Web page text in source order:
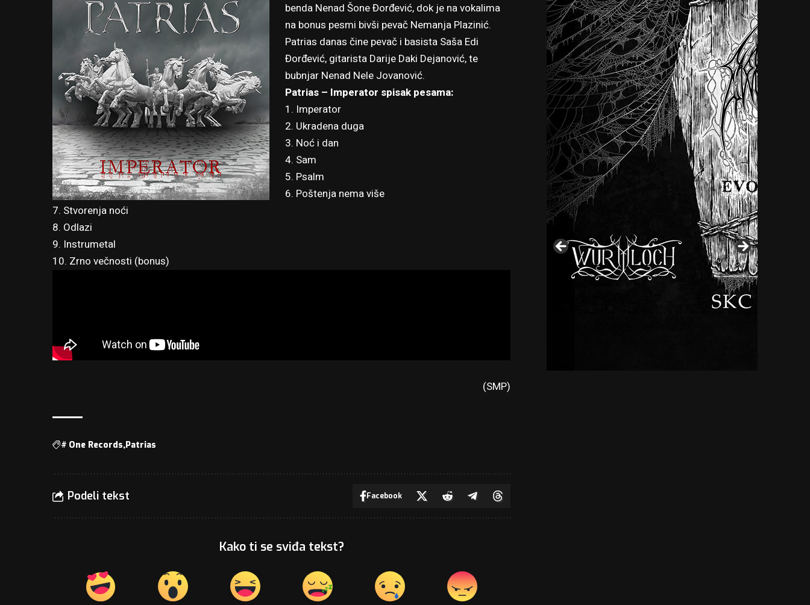
benda Nenad Šone Đorđević, dok je na vokalima
na bonus pesmi bivši pevač Nemanja Plazinić.
Patrias danas čine pevač i basista Saša Edi
Đorđević, gitarista Darije Daki Dejanović, te
bubnjar Nenad Nele Jovanović.
Patrias – Imperator spisak pesama:
1. Imperator
2. Ukradena duga
3. Noć i dan
4. Sam
5. Psalm
6. Poštenja nema više
7. Stvorenja noći
8. Odlazi
9. Instrumetal
10. Zrno večnosti (bonus)
(SMP)
# One Records Patrias
Podeli tekst Facebook
Kako ti se sviđa tekst?